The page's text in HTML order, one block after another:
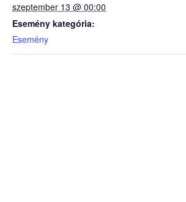
szeptember 13 @ 00:00
Esemény kategória:
Esemény